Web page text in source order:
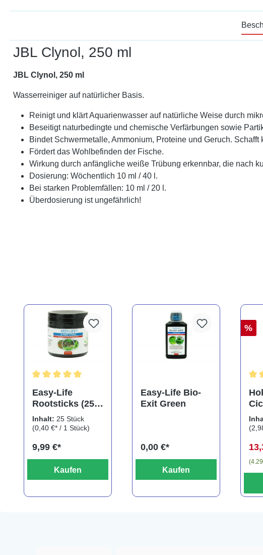
JBL Clynol, 250 ml
JBL Clynol, 250 ml
Wasserreiniger auf natürlicher Basis.
Reinigt und klärt Aquarienwasser auf natürliche Weise durch
Beseitigt naturbedingte und chemische Verfärbungen sowie
Bindet Schwermetalle, Ammonium, Proteine und Geruch.
Fördert das Wohlbefinden der Fische.
Wirkung durch anfängliche weiße Trübung erkennbar, die nach
Dosierung: Wöchentlich 10 ml / 40 l.
Bei starken Problemfällen: 10 ml / 20 l.
Überdosierung ist ungefährlich!
Easy-Life
Rootsticks (25
Sticks)
Inhalt: 25 Stück
(0,40 €* / 1 Stück)
9,99 €*
Kaufen
Easy-Life Bio-
Exit Green
0,00 €*
Kaufen
%